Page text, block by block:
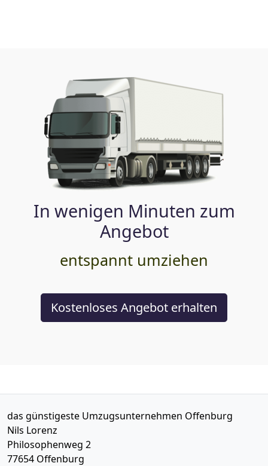
In wenigen Minuten zum
Angebot
entspannt umziehen
Kostenloses Angebot erhalten
das günstigeste Umzugsunternehmen Offenburg
Nils Lorenz
Philosophenweg 2
77654 Offenburg